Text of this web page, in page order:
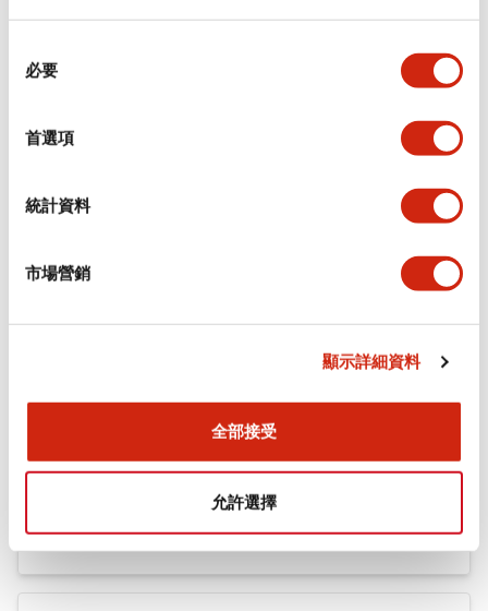
必要
首選項
統計資料
市場營銷
顯示詳細資料
全部接受
允許選擇
環境規範
機械規格
Flush Silhouette LW系列 控制元件 (英文版)
1.23MB